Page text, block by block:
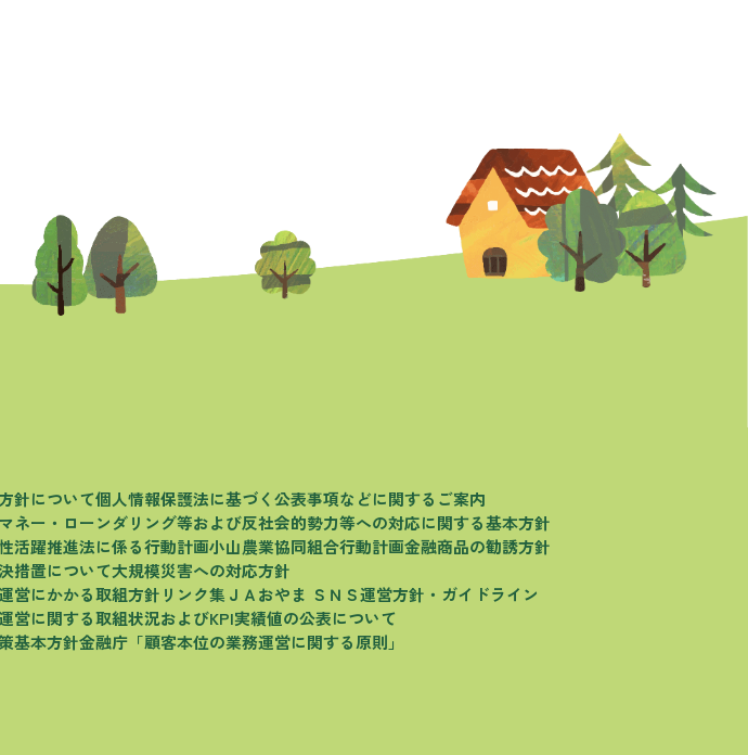
針について個人情報保護法に基づく公表事項などに関するご案内
マネー・ローンダリング等および反社会的勢力等への対応に関する基本方針
活躍推進法に係る行動計画小山農業協同組合行動計画金融商品の勧誘方針
措置について大規模災害への対応方針
営にかかる取組方針 リンク集 ＪＡおやま ＳＮＳ運営方針・ガイドライン
営に関する取組状況およびKPI実績値の公表について
基本方針金融庁「顧客本位の業務運営に関する原則」